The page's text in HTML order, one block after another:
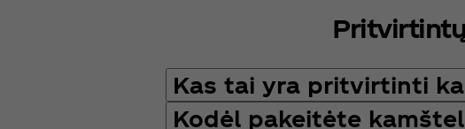
Kas tai yra pritvirtinti
Kodėl pakeitėte